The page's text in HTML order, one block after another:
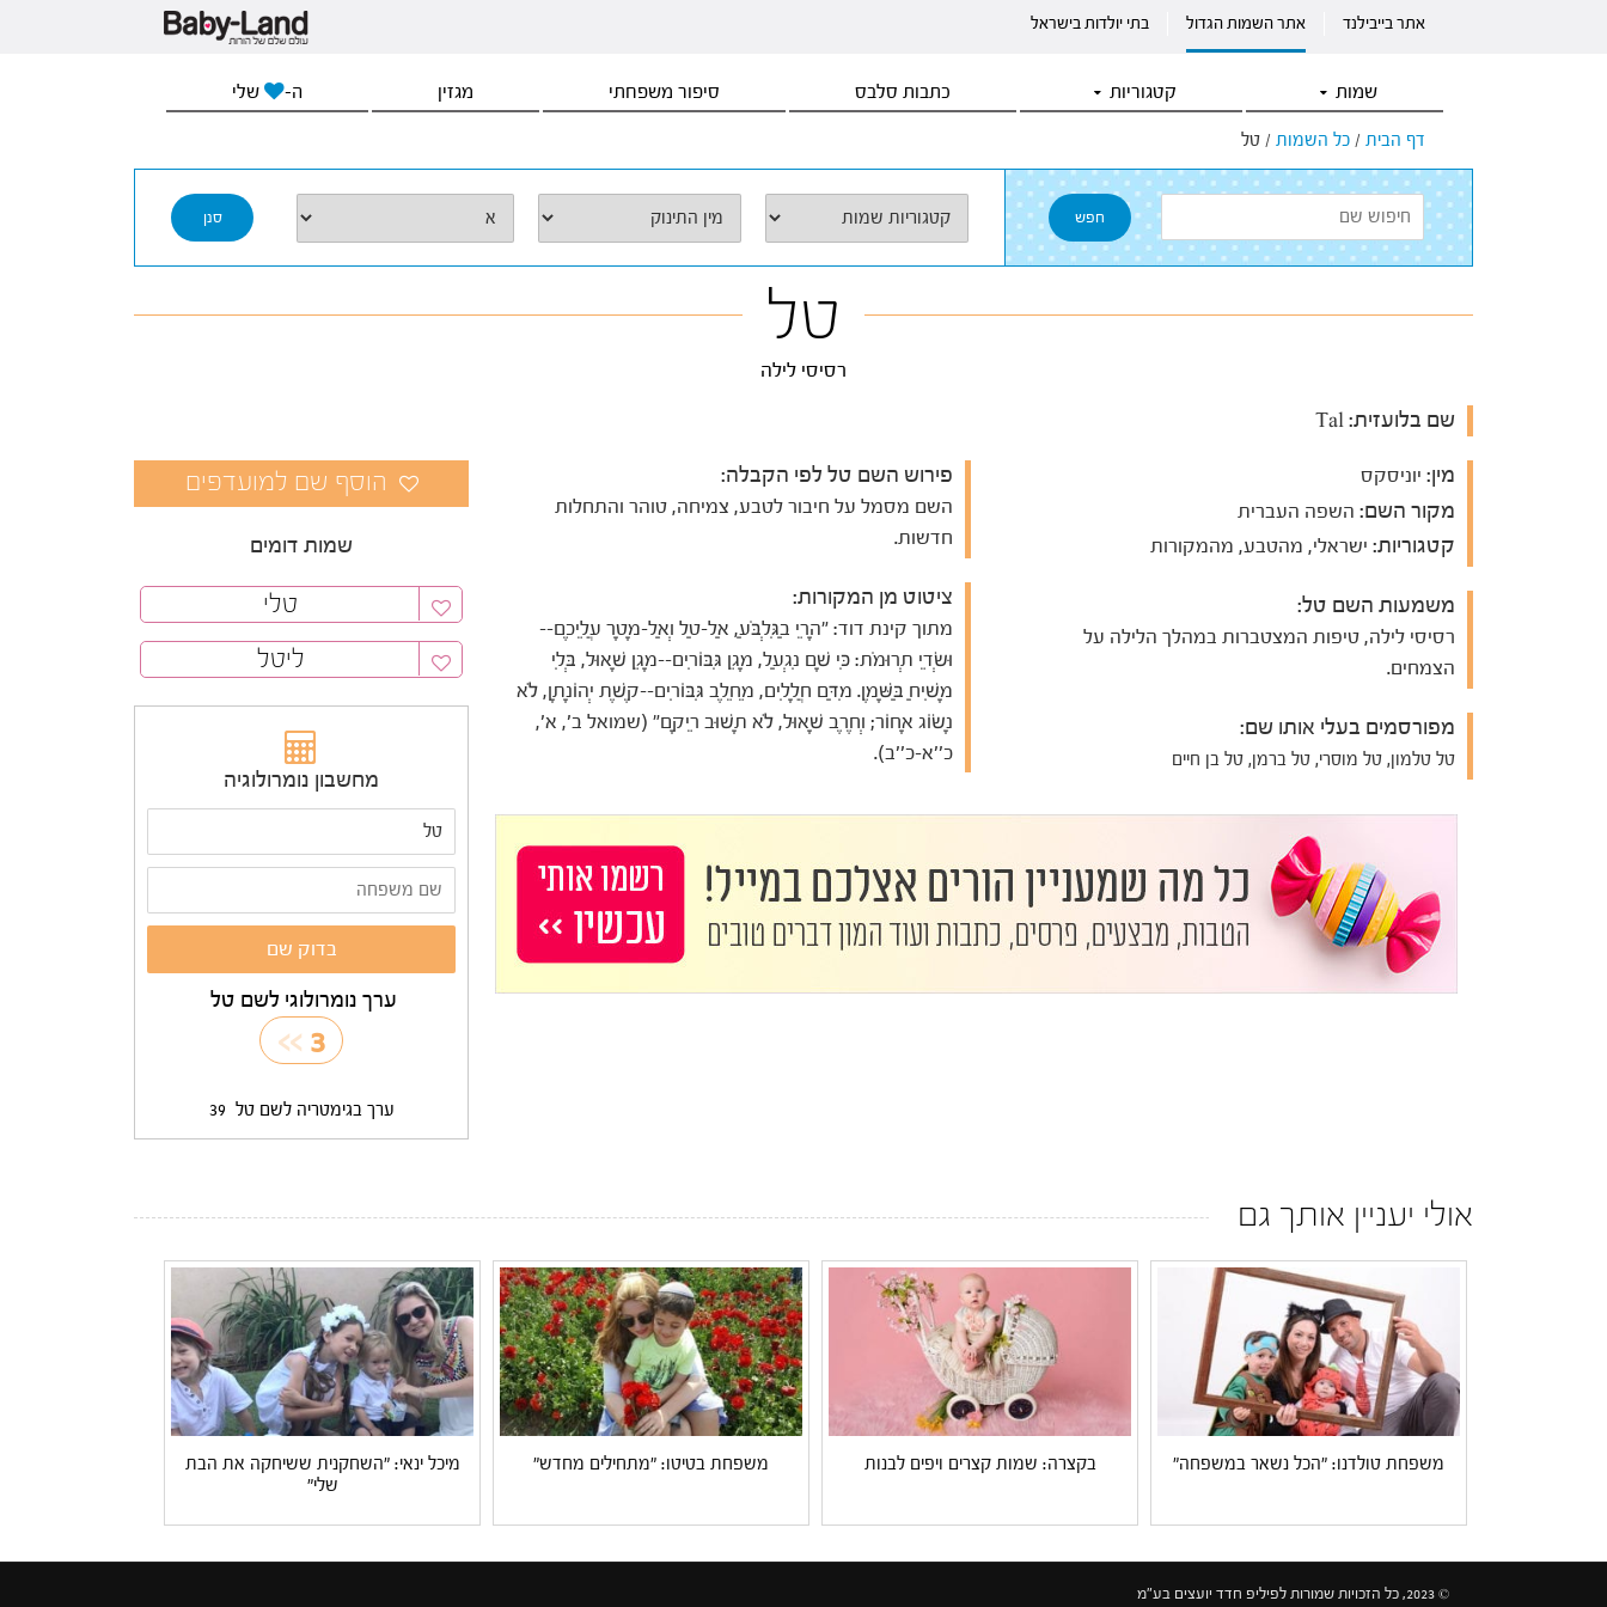
אתר בייבילנד אתר השמות הגדול בתי יולדות בישראל
שמות קטגוריות כתבות סלבס סיפור משפחתי מגזין ה- שלי
דף הבית / כל השמות / טל
טל
רסיסי לילה
שם בלועזית:
מין: יוניסקס
מקור השם: השפה העברית
קטגוריות: ישראלי, מהטבע, מהמקורות
משמעות השם טל:
רסיסי לילה, טיפות המצטברות במהלך הלילה על
הצמחים.
מפורסמים בעלי אותו שם:
טל טלמון, טל מוסרי, טל ברמן, טל בן חיים
פירוש השם טל לפי הקבלה:
השם מסמל על חיבור לטבע, צמיחה, טוהר והתחלות
חדשות.
ציטוט מן המקורות:
מתוך קינת דוד: "הָרֵי בַגִּלְבֹּעַ, אַל-טַל וְאַל-מָטָר עֲלֵיכֶם--
וּשְׂדֵי תְרוּמֹת: כִּי שָׁם נִגְעַל, מָגֵן גִּבּוֹרִים--מָגֵן שָׁאוּל, בְּלִי
מָשִׁיחַ בַּשָּׁמֶן. מִדַּם חֲלָלִים, מֵחֵלֶב גִּבּוֹרִים--קֶשֶׁת יְהוֹנָתָן, לֹא
נָשׂוֹג אָחוֹר; וְחֶרֶב שָׁאוּל, לֹא תָשׁוּב רֵיקָם" (שמואל ב', א',
כ''א-כ''ב).
שמות דומים
טלי
ליטל
מחשבון נומרולוגיה
ערך נומרולוגי לשם טל
3
>>
ערך בגימטריה לשם טל 39
אולי יעניין אותך גם
משפחת טולדנו: "הכל נשאר במשפחה" בקצרה: שמות קצרים ויפים לבנות משפחת בטיטו: "מתחילים מחדש"
מיכל ינאי: "השחקנית ששיחקה את הבת
שלי"
© 2023, כל הזכויות שמורות לפיליפ חדד יועצים בע"מ